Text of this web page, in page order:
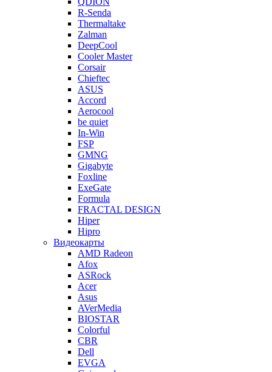
R-Senda
Thermaltake
Zalman
DeepCool
Cooler Master
Corsair
Chieftec
ASUS
Accord
Aerocool
be quiet
In-Win
FSP
GMNG
Gigabyte
Foxline
ExeGate
Formula
FRACTAL DESIGN
Hiper
Hipro
Видеокарты
AMD Radeon
Afox
ASRock
Acer
Asus
AVerMedia
BIOSTAR
Colorful
CBR
Dell
EVGA